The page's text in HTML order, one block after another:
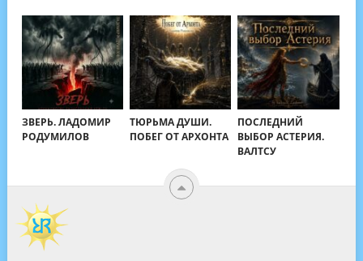
ЗВЕРЬ. ЛАДОМИР
РОДУМИЛОВ
ТЮРЬМА ДУШИ.
ПОБЕГ ОТ АРХОНТА
ПОСЛЕДНИЙ
ВЫБОР АСТЕРИЯ.
ВАЛТСУ